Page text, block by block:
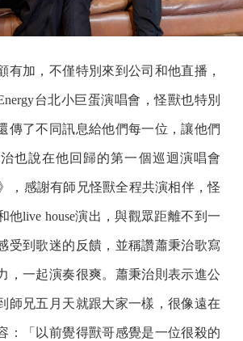
有加，不僅特別來到公司和他直播，
台北小巨蛋演唱會，怪獸也特別
傳了不同訊息給他們每一位，讓他們
也說在他回歸的第一個巡迴演唱會
，感謝有師兄怪獸全程共演相伴，怪
他live house演出，與觀眾距離不到一
受到歌迷的反饋，並稱讚蕭秉治歌寫
，一起演奏很爽。蕭秉治則表示進公
師兄五月天就跟大家一樣，很像遠在
：「以前覺得獸哥感覺是一位很殺的